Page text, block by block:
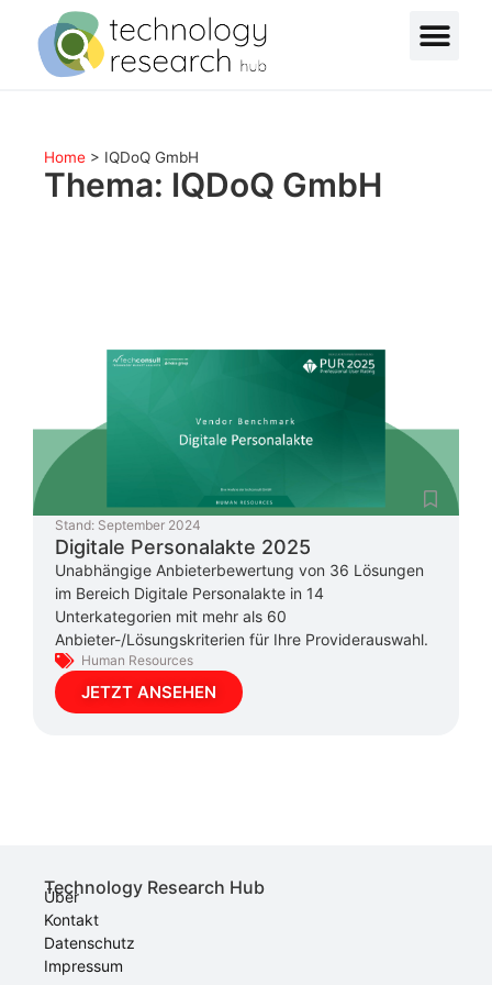
Home > IQDoQ GmbH
Thema: IQDoQ GmbH
Stand: September 2024
Digitale Personalakte 2025
Unabhängige Anbieterbewertung von 36 Lösungen
im Bereich Digitale Personalakte in 14
Unterkategorien mit mehr als 60
Anbieter-/Lösungskriterien für Ihre Providerauswahl.
Human Resources
JETZT ANSEHEN
Technology Research Hub
Über
Kontakt
Datenschutz
Impressum